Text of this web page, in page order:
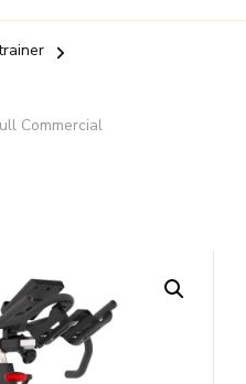
Commercial